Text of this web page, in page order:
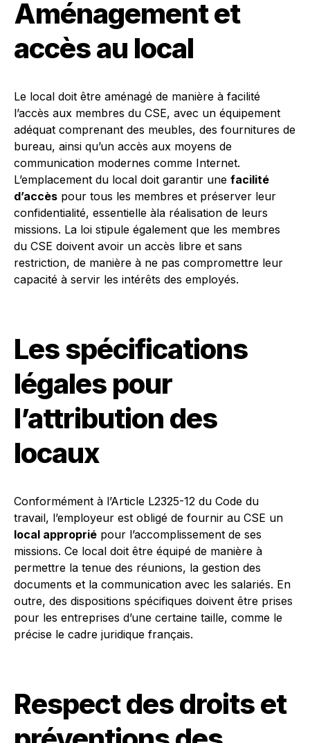
Aménagement et
accès au local
Le local doit être aménagé de manière à facilité
l’accès aux membres du CSE, avec un équipement
adéquat comprenant des meubles, des fournitures de
bureau, ainsi qu’un accès aux moyens de
communication modernes comme Internet.
L’emplacement du local doit garantir une facilité
d’accès pour tous les membres et préserver leur
confidentialité, essentielle àla réalisation de leurs
missions. La loi stipule également que les membres
du CSE doivent avoir un accès libre et sans
restriction, de manière à ne pas compromettre leur
capacité à servir les intérêts des employés.
Les spécifications
légales pour
l’attribution des
locaux
Conformément à l’Article L2325-12 du Code du
travail, l’employeur est obligé de fournir au CSE un
local approprié pour l’accomplissement de ses
missions. Ce local doit être équipé de manière à
permettre la tenue des réunions, la gestion des
documents et la communication avec les salariés. En
outre, des dispositions spécifiques doivent être prises
pour les entreprises d’une certaine taille, comme le
précise le cadre juridique français.
Respect des droits et